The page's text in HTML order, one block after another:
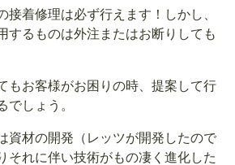
接着修理は必ず行えます！しかし、
するものは外注またはお断りしても
もお客様がお困りの時、提案して行
でしょう。
材の開発（レッツが開発したので
それに伴い技術がもの凄く進化した